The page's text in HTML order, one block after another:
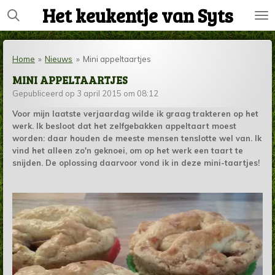
Ga
direct
naar
hoofdinhoud
Het keukentje van Syts
Home » Nieuws » Mini appeltaartjes
MINI APPELTAARTJES
Gepubliceerd op 3 april 2015 om 08:12
Voor mijn laatste verjaardag wilde ik graag trakteren op het
werk. Ik besloot dat het zelfgebakken appeltaart moest
worden: daar houden de meeste mensen tenslotte wel van. Ik
vind het alleen zo'n geknoei, om op het werk een taart te
snijden. De oplossing daarvoor vond ik in deze mini-taartjes!